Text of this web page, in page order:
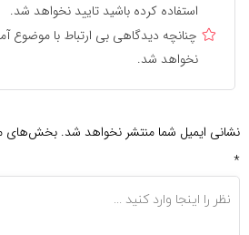
استفاده کرده باشید تایید نخواهد شد.
چنانچه دیدگاهی بی ارتباط با موضوع
نخواهد شد.
نشانی ایمیل شما منتشر نخواهد شد. بخش‌های
*